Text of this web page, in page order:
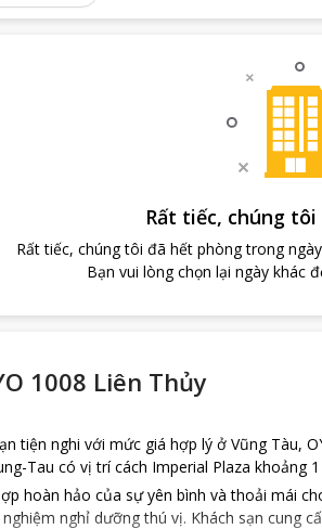
Rất tiếc, chúng
Rất tiếc, chúng tôi đã hết phòng trong
Bạn vui lòng chọn lại ngày khác
1008 Liên Thủy
tiện nghi với mức giá hợp lý ở Vũng Tàu,
Tau có vị trí cách Imperial Plaza khoảng
hoàn hảo của sự yên bình và thoải mái
nghỉ dưỡng thú vị. Khách sạn cung